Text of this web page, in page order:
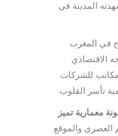
المدينة في
في المغرب
الاقتصادي
مكاتب للشركات
تأسر القلوب
معمارية تميز
العصري والموقع